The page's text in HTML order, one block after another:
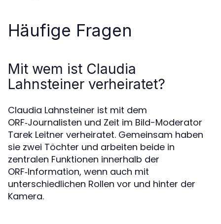
Häufige Fragen
Mit wem ist Claudia
Lahnsteiner verheiratet?
Claudia Lahnsteiner ist mit dem
ORF‑Journalisten und Zeit im Bild-Moderator
Tarek Leitner verheiratet. Gemeinsam haben
sie zwei Töchter und arbeiten beide in
zentralen Funktionen innerhalb der
ORF‑Information, wenn auch mit
unterschiedlichen Rollen vor und hinter der
Kamera.